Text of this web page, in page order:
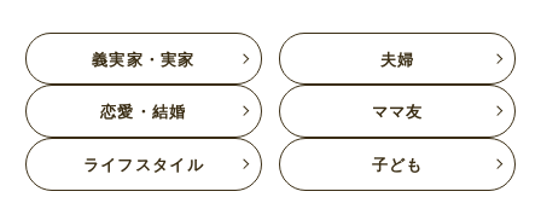
義実家・実家 夫婦
恋愛・結婚 ママ友
ライフスタイル 子ども